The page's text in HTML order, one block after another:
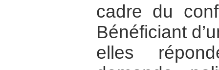
cadre du
Bénéficiant
elles